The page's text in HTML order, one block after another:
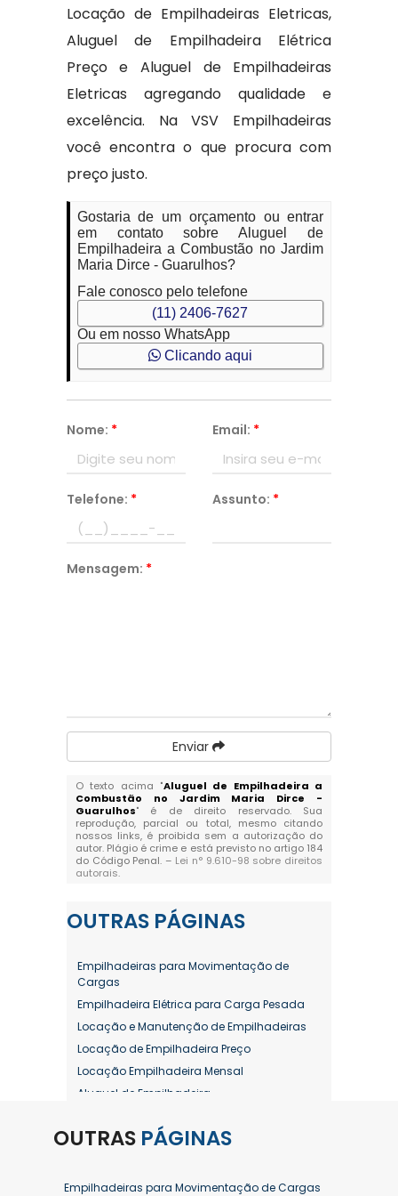
Locação de Empilhadeiras Eletricas,
Aluguel de Empilhadeira Elétrica
Preço e Aluguel de Empilhadeiras
Eletricas agregando qualidade e
excelência. Na VSV Empilhadeiras
você encontra o que procura com
preço justo.
Gostaria de um orçamento ou entrar
em contato sobre Aluguel de
Empilhadeira a Combustão no Jardim
Maria Dirce - Guarulhos?
Fale conosco pelo telefone
(11) 2406-7627
Ou em nosso WhatsApp
Clicando aqui
Nome: * Email: *
Telefone: * Assunto: *
Mensagem: *
Enviar
O texto acima "Aluguel de Empilhadeira a
Combustão no Jardim Maria Dirce -
Guarulhos" é de direito reservado. Sua
reprodução, parcial ou total, mesmo citando
nossos links, é proibida sem a autorização do
autor. Plágio é crime e está previsto no artigo 184
do Código Penal. – Lei n° 9.610-98 sobre direitos
autorais.
OUTRAS PÁGINAS
Empilhadeiras para Movimentação de
Cargas
Empilhadeira Elétrica para Carga Pesada
Locação e Manutenção de Empilhadeiras
Locação de Empilhadeira Preço
Locação Empilhadeira Mensal
Aluguel de Empilhadeira
Aluguel de Empilhadeira Diária Valor
Aluguel de Empilhadeira Elétrica Preço
OUTRAS PÁGINAS
Empilhadeiras para Movimentação de Cargas